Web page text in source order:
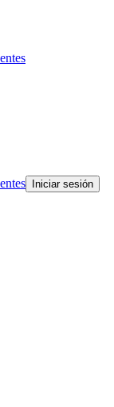
Iniciar sesión